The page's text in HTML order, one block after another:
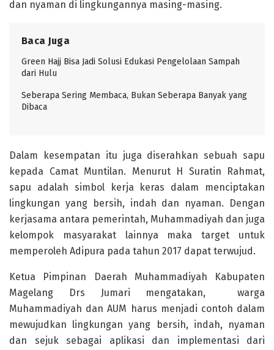
dan nyaman di lingkungannya masing-masing.
Baca Juga
Green Hajj Bisa Jadi Solusi Edukasi Pengelolaan Sampah
dari Hulu
Seberapa Sering Membaca, Bukan Seberapa Banyak yang
Dibaca
Dalam kesempatan itu juga diserahkan sebuah sapu
kepada Camat Muntilan. Menurut H Suratin Rahmat,
sapu adalah simbol kerja keras dalam menciptakan
lingkungan yang bersih, indah dan nyaman. Dengan
kerjasama antara pemerintah, Muhammadiyah dan juga
kelompok masyarakat lainnya maka target untuk
memperoleh Adipura pada tahun 2017 dapat terwujud.
Ketua Pimpinan Daerah Muhammadiyah Kabupaten
Magelang Drs Jumari mengatakan, warga
Muhammadiyah dan AUM harus menjadi contoh dalam
mewujudkan lingkungan yang bersih, indah, nyaman
dan sejuk sebagai aplikasi dan implementasi dari